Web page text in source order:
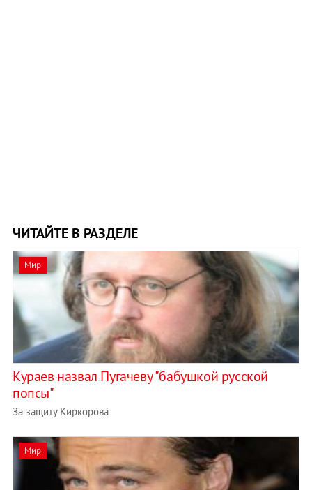
ЧИТАЙТЕ В РАЗДЕЛЕ
Мир
Кураев назвал Пугачеву "бабушкой русской
попсы"
За защиту Киркорова
Мир